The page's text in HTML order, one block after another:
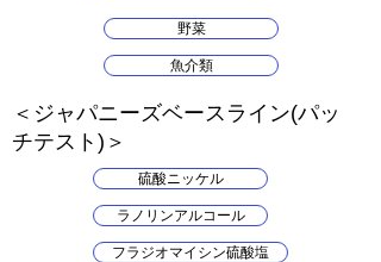
野菜
魚介類
​＜ジャパニーズベースライン(パッ
チテスト)＞
硫酸ニッケル
ラノリンアルコール
フラジオマイシン硫酸塩